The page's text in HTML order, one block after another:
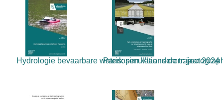
Hydrologie bevaarbare waterlopen Vlaanderen: jaar 2024
Paris: simulations de